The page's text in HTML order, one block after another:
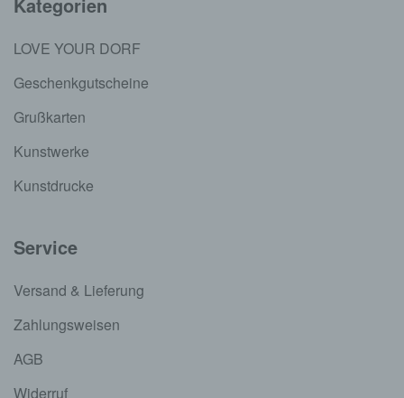
LOVE YOUR DORF
Geschenkgutscheine
Grußkarten
Kunstwerke
Kunstdrucke
Service
Versand & Lieferung
Zahlungsweisen
AGB
Widerruf